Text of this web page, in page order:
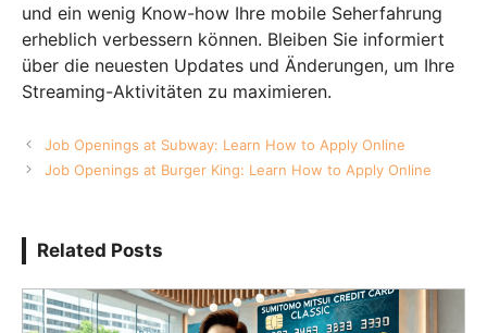
und ein wenig Know-how Ihre mobile Seherfahrung
erheblich verbessern können. Bleiben Sie informiert
über die neuesten Updates und Änderungen, um Ihre
Streaming-Aktivitäten zu maximieren.
Job Openings at Subway: Learn How to Apply Online
Job Openings at Burger King: Learn How to Apply Online
Related Posts